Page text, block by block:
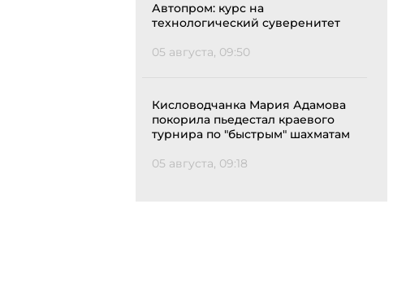
Автопром: курс на
технологический суверенитет
05 августа, 09:50
Кисловодчанка Мария Адамова
покорила пьедестал краевого
турнира по "быстрым" шахматам
05 августа, 09:18